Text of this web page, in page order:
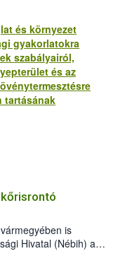
és környezet
gyakorlatokra
szabályairól,
és az
tartásának
is
Hivatal (Nébih) a
jelenlétét. A